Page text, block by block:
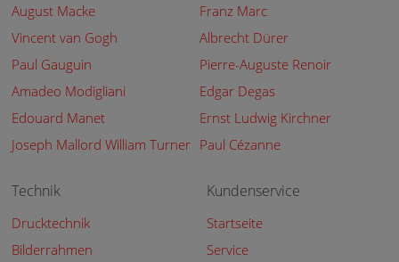
August Macke
Franz Marc
Vincent van Gogh
Albrecht Dürer
Paul Gauguin
Pierre-Auguste Renoir
Amadeo Modigliani
Edgar Degas
Edouard Manet
Ernst Ludwig Kirchner
Joseph Mallord William Turner Paul Cézanne
Technik
Drucktechnik
Bilderrahmen
Kundenservice
Startseite
Service